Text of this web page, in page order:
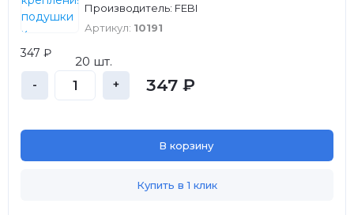
Производитель: FEBI
Артикул: 10191
347 ₽
20 шт.
- + 347 ₽
В корзину
Купить в 1 клик